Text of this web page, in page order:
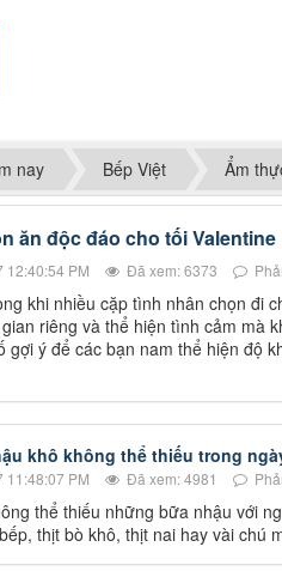
nay Bếp Việt Ẩm
ăn độc đáo cho tối
12:40:54 PM Đã xem: 6373
khi nhiều cặp tình nhân chọn đi
riêng và thể hiện tình cảm mà
gợi ý để các bạn nam thể hiện độ
khô không thể thiếu trong
11:48:07 PM Đã xem: 4981
thể thiếu những bữa nhậu với
thịt bò khô, thịt nai hay vài chú